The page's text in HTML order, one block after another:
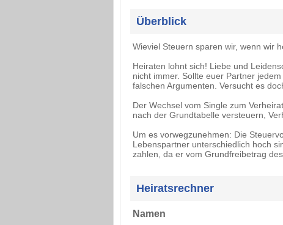
Überblick
Wieviel Steuern sparen wir, wenn wir
Heiraten lohnt sich! Liebe und
nicht immer. Sollte euer Partner
falschen Argumenten. Versucht es
Der Wechsel vom Single zum
nach der Grundtabelle versteuern,
Um es vorwegzunehmen: Die
Lebenspartner unterschiedlich hoch
zahlen, da er vom Grundfreibetrag
Heiratsrechner
Namen